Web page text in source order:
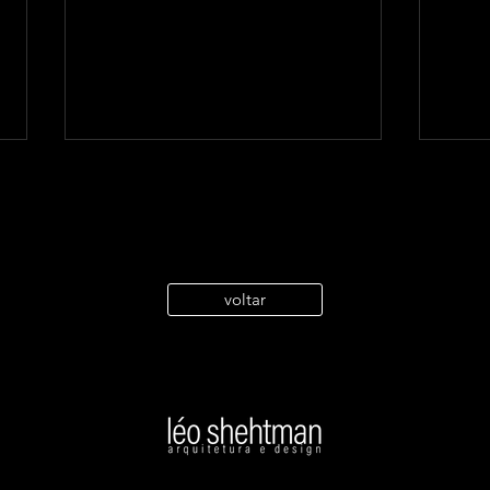
Paulista, através da série "The
Art of Design"
voltar